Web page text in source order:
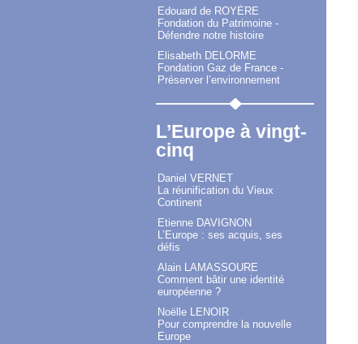
Edouard de ROYÈRE
Fondation du Patrimoine -
Défendre notre histoire
Elisabeth DELORME
Fondation Gaz de France -
Préserver l’environnement
L’Europe à vingt-
cinq
Daniel VERNET
La réunification du Vieux
Continent
Etienne DAVIGNON
L’Europe : ses acquis, ses
défis
Alain LAMASSOURE
Comment bâtir une identité
européenne ?
Noëlle LENOIR
Pour comprendre la nouvelle
Europe